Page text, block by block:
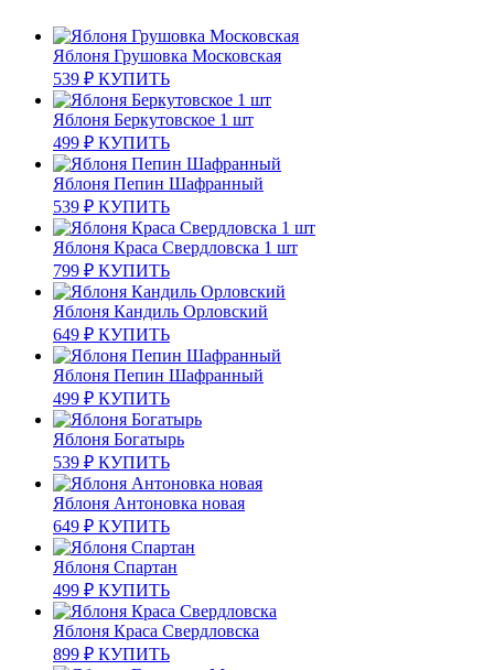
Яблоня Грушовка Московская
539 ₽ КУПИТЬ
Яблоня Беркутовское 1 шт
499 ₽ КУПИТЬ
Яблоня Пепин Шафранный
539 ₽ КУПИТЬ
Яблоня Краса Свердловска 1 шт
799 ₽ КУПИТЬ
Яблоня Кандиль Орловский
649 ₽ КУПИТЬ
Яблоня Пепин Шафранный
499 ₽ КУПИТЬ
Яблоня Богатырь
539 ₽ КУПИТЬ
Яблоня Антоновка новая
649 ₽ КУПИТЬ
Яблоня Спартан
499 ₽ КУПИТЬ
Яблоня Краса Свердловска
899 ₽ КУПИТЬ